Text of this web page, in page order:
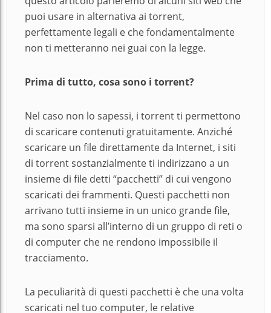
puoi usare in alternativa ai torrent,
perfettamente legali e che fondamentalmente
non ti metteranno nei guai con la legge.
Prima di tutto, cosa sono i torrent?
Nel caso non lo sapessi, i torrent ti permettono
di scaricare contenuti gratuitamente. Anziché
scaricare un file direttamente da Internet, i siti
di torrent sostanzialmente ti indirizzano a un
insieme di file detti “pacchetti” di cui vengono
scaricati dei frammenti. Questi pacchetti non
arrivano tutti insieme in un unico grande file,
ma sono sparsi all’interno di un gruppo di reti o
di computer che ne rendono impossibile il
tracciamento.
La peculiarità di questi pacchetti è che una volta
scaricati nel tuo computer, le relative